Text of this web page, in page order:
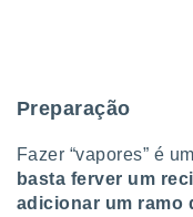
Preparação
Fazer “vapores” é
basta ferver um
adicionar um ramo